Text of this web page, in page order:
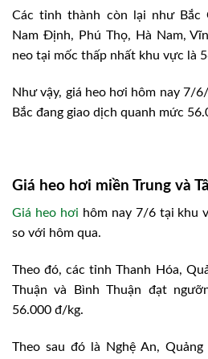
Các tỉnh thành còn lại như Bắc
Nam Định, Phú Thọ, Hà Nam,
neo tại mốc thấp nhất khu vực là
Như vậy, giá heo hơi hôm nay 7/
Bắc đang giao dịch quanh mức
Giá heo hơi miền Trung và
Giá heo hơi hôm nay 7/6 tại khu
so với hôm qua.
Theo đó, các tỉnh Thanh Hóa,
Thuận và Bình Thuận đạt
56.000 đ/kg.
Theo sau đó là Nghệ An,